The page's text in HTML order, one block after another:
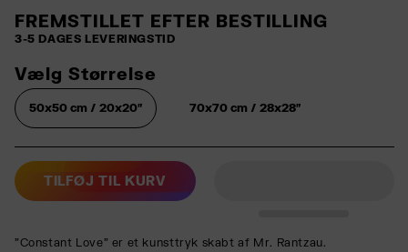
FREMSTILLET EFTER BESTILLING
3-5 DAGES LEVERINGSTID
Vælg Størrelse
50x50 cm / 20x20″ 70x70 cm / 28x28″
TILFØJ TIL KURV
"Constant Love" er et kunsttryk skabt af Mr. Rantzau.